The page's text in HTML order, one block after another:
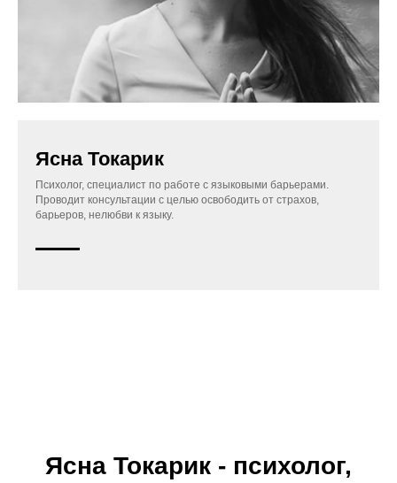
Ясна Токарик
Психолог, специалист по работе с языковыми барьерами.
Проводит консультации с целью освободить от страхов,
барьеров, нелюбви к языку.
Ясна Токарик - психолог,